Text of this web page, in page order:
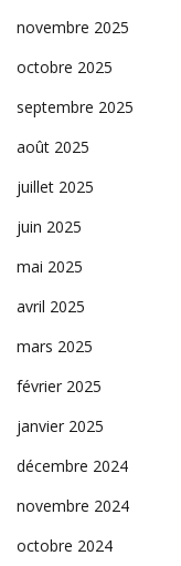
novembre 2025
octobre 2025
septembre 2025
août 2025
juillet 2025
juin 2025
mai 2025
avril 2025
mars 2025
février 2025
janvier 2025
décembre 2024
novembre 2024
octobre 2024